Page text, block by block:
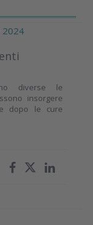
diverse le
insorgere
dopo le cure